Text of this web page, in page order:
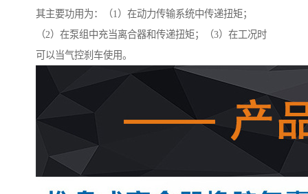
其主要功用为：（1）在动力传输系统中传递扭矩；
（2）在泵组中充当离合器和传递扭矩；（3）在工况时
可以当气控刹车使用。